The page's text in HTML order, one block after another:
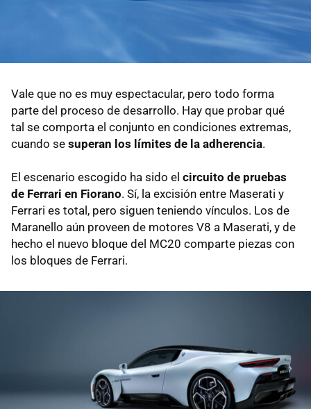
Vale que no es muy espectacular, pero todo forma
parte del proceso de desarrollo. Hay que probar qué
tal se comporta el conjunto en condiciones extremas,
cuando se superan los límites de la adherencia.
El escenario escogido ha sido el circuito de pruebas
de Ferrari en Fiorano. Sí, la excisión entre Maserati y
Ferrari es total, pero siguen teniendo vínculos. Los de
Maranello aún proveen de motores V8 a Maserati, y de
hecho el nuevo bloque del MC20 comparte piezas con
los bloques de Ferrari.